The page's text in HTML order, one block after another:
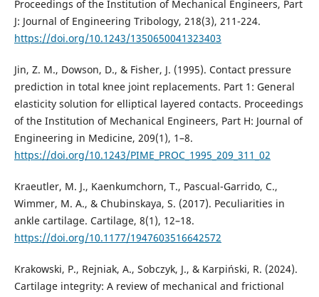
Proceedings of the Institution of Mechanical Engineers, Part
J: Journal of Engineering Tribology, 218(3), 211-224.
https://doi.org/10.1243/1350650041323403
Jin, Z. M., Dowson, D., & Fisher, J. (1995). Contact pressure
prediction in total knee joint replacements. Part 1: General
elasticity solution for elliptical layered contacts. Proceedings
of the Institution of Mechanical Engineers, Part H: Journal of
Engineering in Medicine, 209(1), 1–8.
https://doi.org/10.1243/PIME_PROC_1995_209_311_02
Kraeutler, M. J., Kaenkumchorn, T., Pascual-Garrido, C.,
Wimmer, M. A., & Chubinskaya, S. (2017). Peculiarities in
ankle cartilage. Cartilage, 8(1), 12–18.
https://doi.org/10.1177/1947603516642572
Krakowski, P., Rejniak, A., Sobczyk, J., & Karpiński, R. (2024).
Cartilage integrity: A review of mechanical and frictional